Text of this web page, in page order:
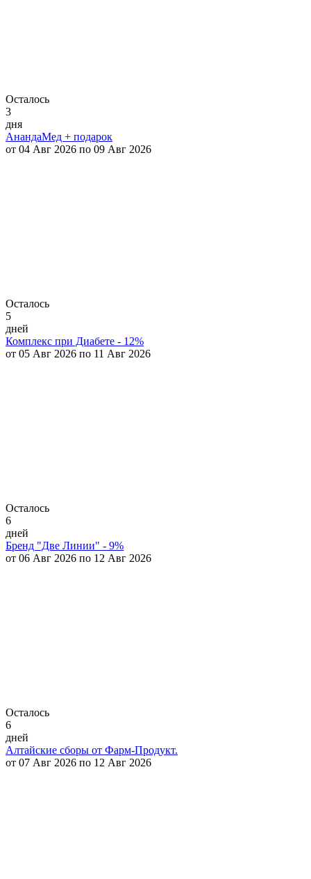
Осталось
3
дня
АнандаМед + подарок
от 04 Авг 2026 по 09 Авг 2026
Осталось
5
дней
Комплекс при Диабете - 12%
от 05 Авг 2026 по 11 Авг 2026
Осталось
6
дней
Бренд "Две Линии" - 9%
от 06 Авг 2026 по 12 Авг 2026
Осталось
6
дней
Алтайские сборы от Фарм-Продукт.
от 07 Авг 2026 по 12 Авг 2026